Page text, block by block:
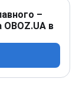
–
в